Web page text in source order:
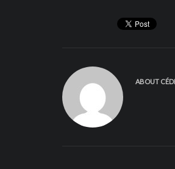
ABOUT